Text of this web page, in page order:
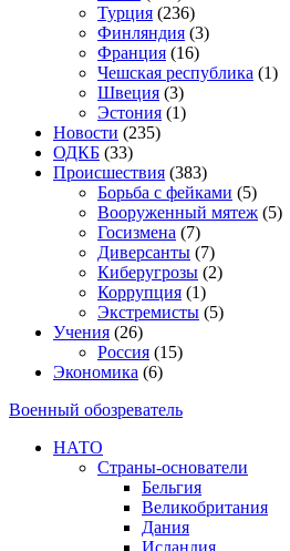
Турция (236)
Финляндия (3)
Франция (16)
Чешская республика (1)
Швеция (3)
Эстония (1)
Новости (235)
ОДКБ (33)
Происшествия (383)
Борьба с фейками (5)
Вооруженный мятеж (5)
Госизмена (7)
Диверсанты (7)
Киберугрозы (2)
Коррупция (1)
Экстремисты (5)
Учения (26)
Россия (15)
Экономика (6)
Военный обозреватель
НАТО
Страны-основатели
Бельгия
Великобритания
Дания